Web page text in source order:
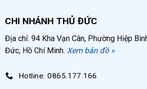
CHI NHÁNH THỦ ĐỨC
Địa chỉ: 94 Kha Vạn Cân, Phường Hiệp
Đức, Hồ Chí Minh. Xem bản đồ »
Hotline: 0865.177.166